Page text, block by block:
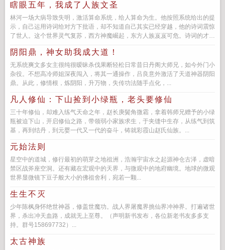
瞎眼五年，我成了人族文圣
林河一场大病导致失明，激活算命系统，给人算命为生。他按照系统给出的提
示，自己运用诗词给对方下批语，却不知道自己其实已经穿越，他的诗词震惊
了世人。这个世界灵气复苏，西方神魔崛起，东方人族岌岌可危。诗词的才气
阴阳鼎，神女助我成大道！
无系统爽文多女主很纯很暧昧杀伐果断轻松日常昔日丹阁大师兄，如今外门小
杂役。不想高冷师姐深夜闯入，将其一通操作，吕良意外激活了天道神器阴阳
鼎。从此，修情根，炼阴阳，升万物，失传功法随手点化，...
凡人修仙：下山捡到小绿瓶，老头要修仙
三十年修仙，却难入练气天命之年，赵长庚鬓角微霜，拿着韩师兄赠予的小绿
瓶被迫下山，开启修仙之路，带领弱小家族求生，于夹缝中生存，从练气到筑
基，再到结丹，到元婴一代又一代的奋斗，铸就彩霞山赵氏仙族。...
元始法则
星空中的道城，修行最初的萌芽之地祖洲，浩瀚宇宙水之起源神仓古泽，虚暗
禁区战斧座空洞。还有藏在宏观中的天界，与微观中的地府幽境。地球的微观
世界显微镜下豆子般大小的佛祖舍利，宛若一颗...
生生不灭
少年陈枫身怀绝世神器，修盖世魔功。战人界屠魔界挑仙界冲神界。打遍诸世
界，杀出冲天血路，成就无上至尊。（声明新书发布，各位新老书友多多支
持。群号158697732）...
太古神族